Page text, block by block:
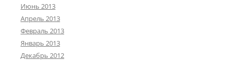
Июнь 2013
Апрель 2013
Февраль 2013
Январь 2013
Декабрь 2012